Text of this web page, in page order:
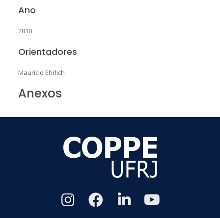
Ano
2010
Orientadores
Maurício Ehrlich
Anexos